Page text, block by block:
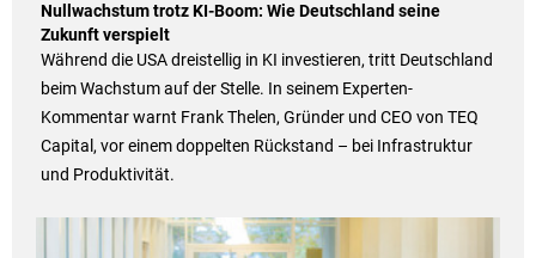
Nullwachstum trotz KI-Boom: Wie Deutschland seine
Zukunft verspielt
Während die USA dreistellig in KI investieren, tritt Deutschland
beim Wachstum auf der Stelle. In seinem Experten-
Kommentar warnt Frank Thelen, Gründer und CEO von TEQ
Capital, vor einem doppelten Rückstand – bei Infrastruktur
und Produktivität.